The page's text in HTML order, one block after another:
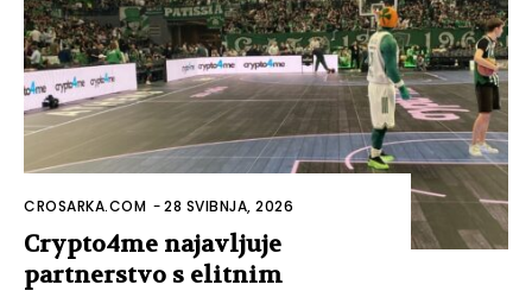
CROSARKA.COM -28 SVIBNJA, 2026
Crypto4me najavljuje
partnerstvo s elitnim